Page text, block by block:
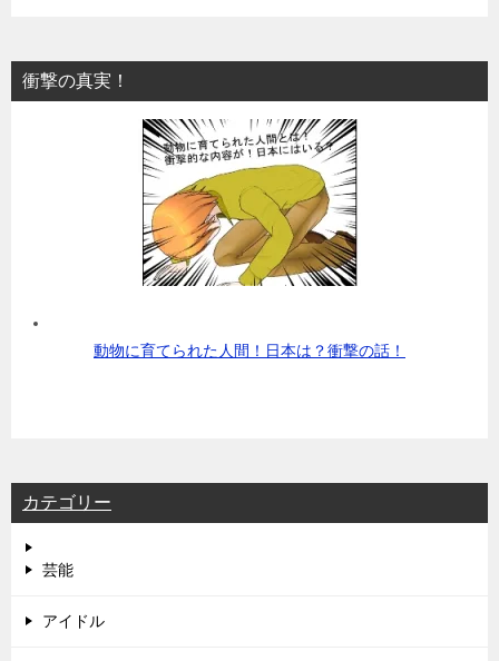
衝撃の真実！
動物に育てられた人間！日本は？衝撃の話！
カテゴリー
芸能
アイドル